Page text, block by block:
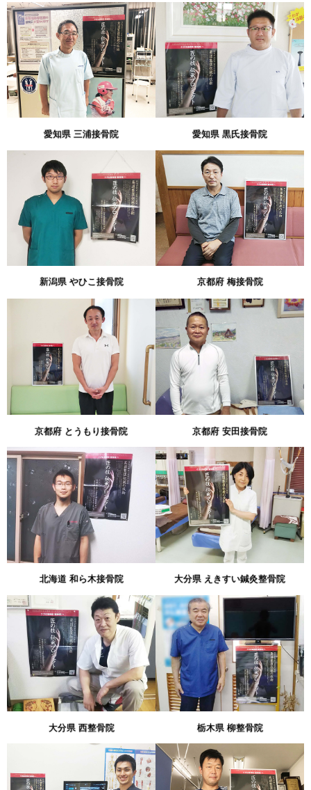
愛知県 三浦接骨院 愛知県 黒氏接骨院
新潟県 やひこ接骨院 京都府 梅接骨院
京都府 とうもり接骨院 京都府 安田接骨院
北海道 和ら木接骨院 大分県 えきすい鍼灸整骨院
大分県 西整骨院 栃木県 柳整骨院